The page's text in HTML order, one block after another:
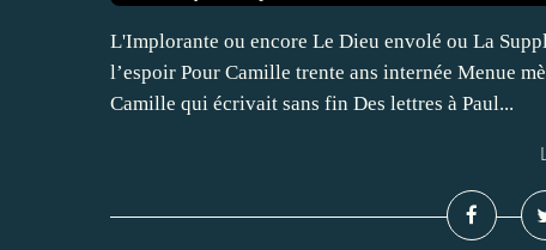
L'Implorante ou encore Le Dieu envolé ou La
l’espoir Pour Camille trente ans internée Menue
Camille qui écrivait sans fin Des lettres à Paul...